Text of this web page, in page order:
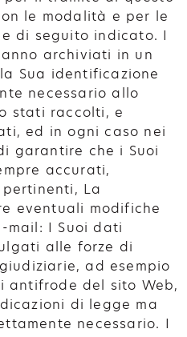
le modalità e per le
di seguito indicato. I
archiviati in un
Sua identificazione
necessario allo
stati raccolti, e
ed in ogni caso nei
garantire che i Suoi
accurati,
La
eventuali modifiche
mail: I Suoi dati
alle forze di
ad esempio
antifrode del sito Web,
di legge ma
necessario. I